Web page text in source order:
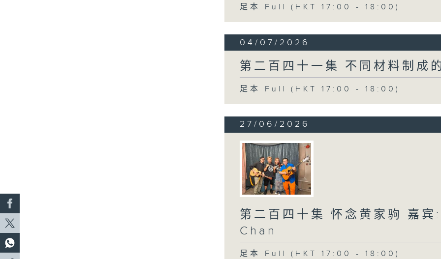
足本 Full (HKT 17:00 - 18:00)
04/07/2026
第二百四十一集 不同材料制成
足本 Full (HKT 17:00 - 18:00)
27/06/2026
第二百四十集 怀念黄家驹 嘉
Chan
足本 Full (HKT 17:00 - 18:00)